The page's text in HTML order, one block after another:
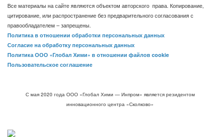
Все материалы на сайте являются объектом авторского права. Копирование,
цитирование, или распространение без предварительного согласования с
правообладателем – запрещены.
Политика в отношении обработки персональных данных
Согласие на обработку персональных данных
Политика ООО «Глобал Хими» в отношении файлов cookie
Пользовательское соглашение
С мая 2020 года ООО «Глобал Хими — Инпром» является резидентом
инновационного центра «Сколково»